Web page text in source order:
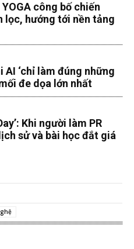
YOGA công bố chiến
lọc, hướng tới nền tảng
‘chỉ làm đúng những
đe dọa lớn nhất
Khi người làm PR
sử và bài học đắt giá